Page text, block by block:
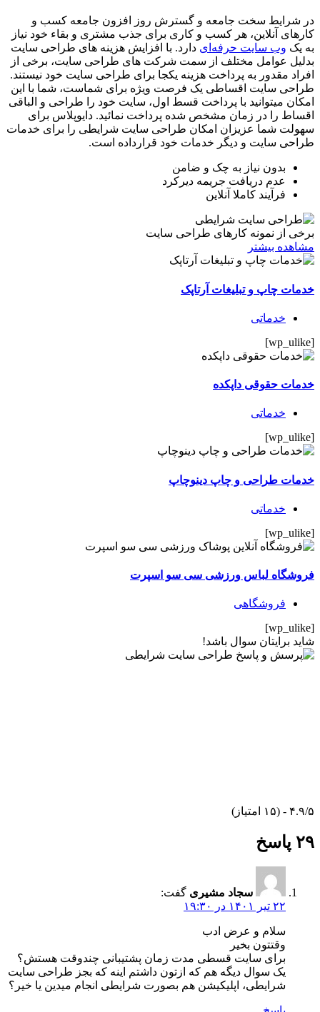
در شرایط سخت جامعه و گسترش روز افزون جامعه کسب و
کارهای آنلاین، هر کسب و کاری برای جذب مشتری و بقاء خود نیاز
به یک وب سایت حرفه‌ای دارد. با افزایش هزینه های طراحی سایت
بدلیل عوامل مختلف از سمت شرکت های طراحی سایت، برخی از
افراد مقدور به پرداخت هزینه یکجا برای طراحی سایت خود نیستند.
طراحی سایت اقساطی یک فرصت ویژه برای شماست، شما با این
امکان میتوانید با پرداخت قسط اول، سایت خود را طراحی و الباقی
اقساط را در زمان مشخص شده پرداخت نمائید. دایوپلاس برای
سهولت شما عزیزان امکان طراحی سایت شرایطی را برای خدمات
طراحی سایت و دیگر خدمات خود قرارداده است.
بدون نیاز به چک و ضامن
عدم دریافت جریمه دیرکرد
فرآیند کاملا آنلاین
برخی از نمونه کارهای طراحی سایت
مشاهده بیشتر
خدمات چاپ و تبلیغات آرتاپک
خدماتی
[wp_ulike]
خدمات حقوقی داپکده
خدماتی
[wp_ulike]
خدمات طراحی و چاپ دینوچاپ
خدماتی
[wp_ulike]
فروشگاه لباس ورزشی سی سو اسپرت
فروشگاهی
[wp_ulike]
شاید برایتان سوال باشد!
۴.۹/۵ - (۱۵ امتیاز)
۲۹ پاسخ
سجاد مشیری گفت:
۲۲ تیر ۱۴۰۱ در ۱۹:۳۰
سلام و عرض ادب
وقتتون بخیر
برای سایت قسطی مدت زمان پشتیبانی چندوقت هستش؟
یک سوال دیگه هم که ازتون داشتم اینه که بجز طراحی سایت
شرایطی، اپلیکیشن هم بصورت شرایطی انجام میدین یا خیر؟